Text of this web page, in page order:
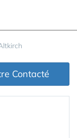
Contacté